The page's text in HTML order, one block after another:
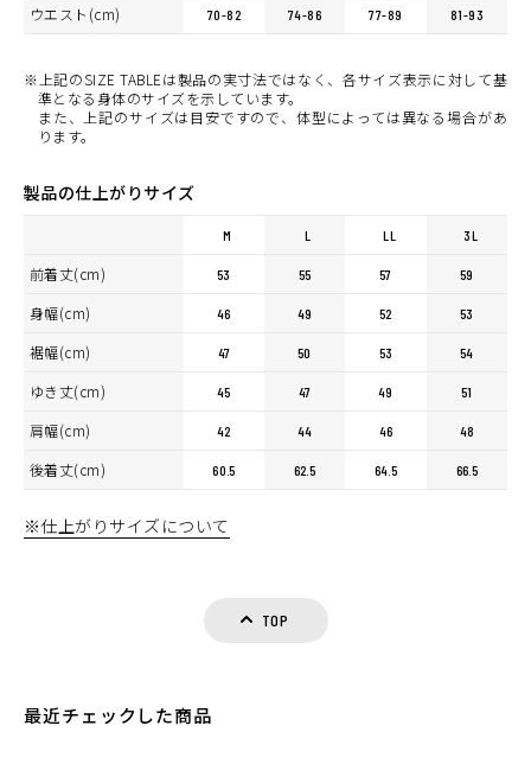
ウエスト(cm) 70-82 74-86 77-89 81-93
※上記のSIZE TABLEは製品の実寸法ではなく、各サイズ表示に対して基
準となる身体のサイズを示しています。
また、上記のサイズは目安ですので、体型によっては異なる場合があ
ります。
製品の仕上がりサイズ
M L LL 3L
前着丈(cm) 53 55 57 59
身幅(cm) 46 49 52 53
裾幅(cm) 47 50 53 54
ゆき丈(cm) 45 47 49 51
肩幅(cm) 42 44 46 48
後着丈(cm) 60.5 62.5 64.5 66.5
※仕上がりサイズについて
TOP
最近チェックした商品